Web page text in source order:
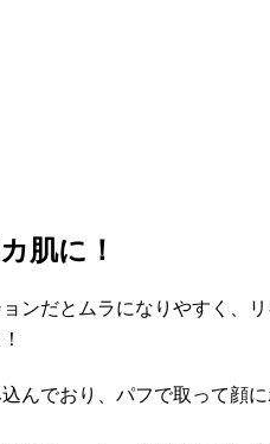
肌に！
だとムラになりやすく、
でおり、パフで取って顔